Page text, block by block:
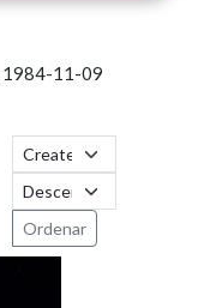
1984-11-09
Ordenar